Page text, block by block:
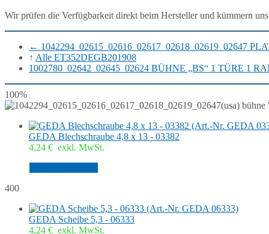
Wir prüfen die Verfügbarkeit direkt beim Hersteller und kümmern
← 1042294_02615_02616_02617_02618_02619_02647
↑ Alle ET352DEGB201908
1002780_02642_02645_02624 BÜHNE „BS“ 1 TÜRE 1
100%
GEDA Blechschraube 4,8 x 13 - 03382
4,24 € exkl. MwSt.
400
GEDA Scheibe 5,3 - 06333
4,24 € exkl. MwSt.